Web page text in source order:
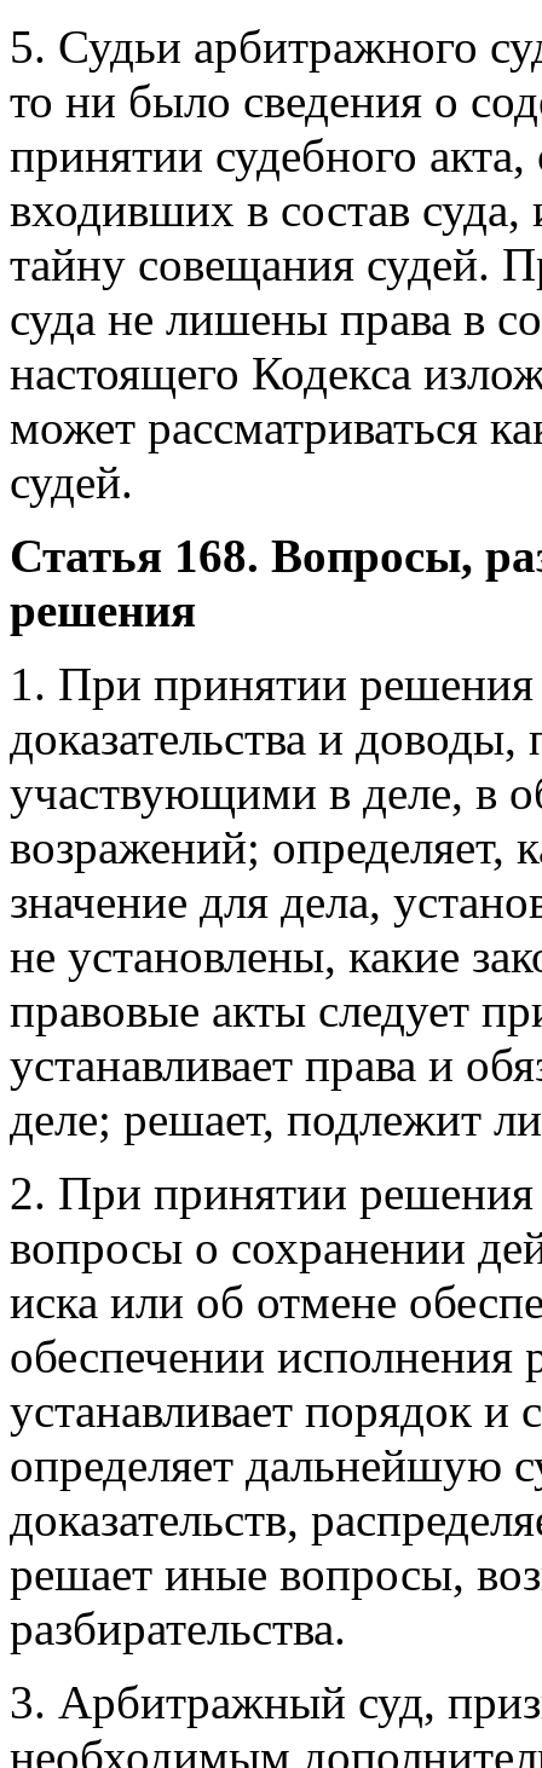
5. Судьи арбитражного
то ни было сведения о
принятии судебного
входивших в состав
тайну совещания судей.
суда не лишены права в
настоящего Кодекса
может рассматриваться
судей.
Статья 168. Вопросы,
решения
1. При принятии
доказательства и
участвующими в деле, в
возражений; определяет,
значение для дела,
не установлены, какие
правовые акты следует
устанавливает права и
деле; решает, подлежит
2. При принятии
вопросы о сохранении
иска или об отмене
обеспечении
устанавливает порядок
определяет дальнейшую
доказательств,
решает иные вопросы,
разбирательства.
3. Арбитражный суд,
необходимым